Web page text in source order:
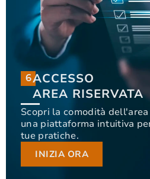
6ACCESSO
AREA RISERVATA
Scopri la comodità
una piattaforma intuitiva
tue pratiche.
INIZIA ORA
6
ACCESSO
AREA RISERVATA
Scopri la comodità dell'area
piattaforma intuitiva per
INIZIA ORA